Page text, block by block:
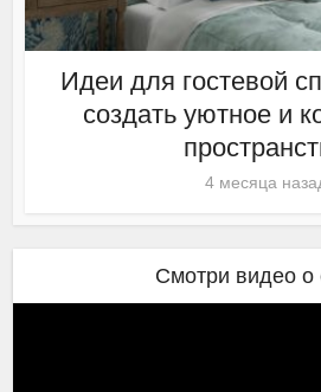
Идеи для гостевой
создать уютное и
4 месяца
Смотри видео о